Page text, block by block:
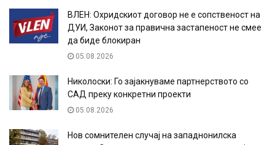
ВЛЕН: Охридскиот договор не е сопственост на
ДУИ, Законот за правична застапеност не смее
да биде блокиран
05.08.2026
Николоски: Го зајакнуваме партнерството со
САД преку конкретни проекти
05.08.2026
Нов сомнителен случај на западнонилска